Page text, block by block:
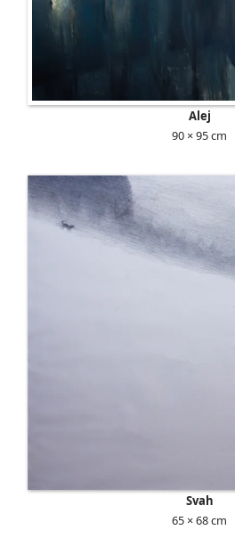
Alej
90 × 95 cm
Svah
65 × 68 cm